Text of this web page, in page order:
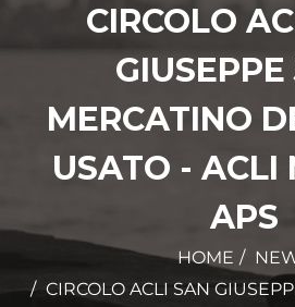
CIRCOLO
GIUSEPPE
MERCATINO
USATO - ACLI
APS
HOME
CIRCOLO ACLI SAN